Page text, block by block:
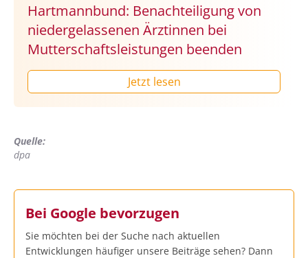
Hartmannbund: Benachteiligung von
niedergelassenen Ärztinnen bei
Mutterschaftsleistungen beenden
Jetzt lesen
Quelle:
dpa
Bei Google bevorzugen
Sie möchten bei der Suche nach aktuellen
Entwicklungen häufiger unsere Beiträge sehen? Dann